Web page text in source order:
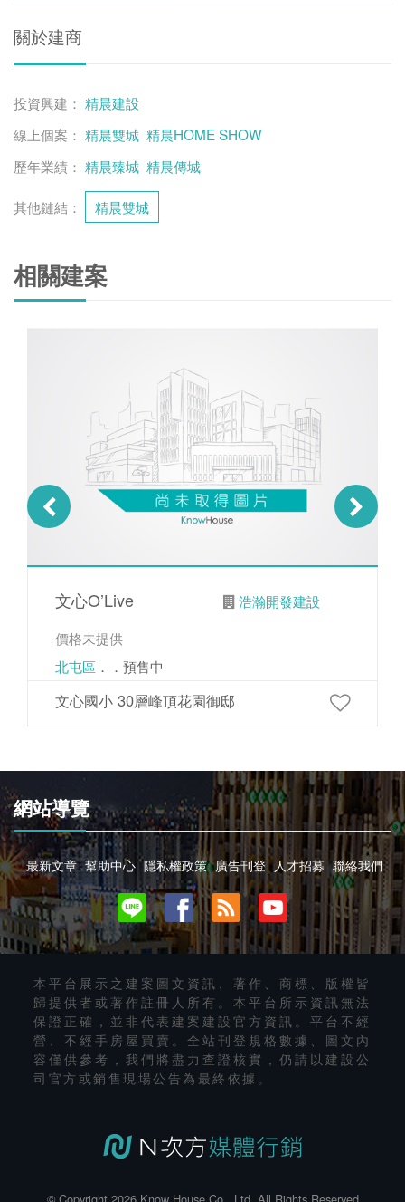
關於建商
投資興建： 精晨建設
線上個案： 精晨雙城 精晨HOME SHOW
歷年業績： 精晨臻城 精晨傳城
其他鏈結： 精晨雙城
相關建案
文心O’Live
浩瀚開發建設
價格未提供
北屯區 ．．預售中
文心國小 30層峰頂花園御邸
網站導覽
最新文章 幫助中心 隱私權政策 廣告刊登 人才招募 聯絡我們
本平台展示之建案圖文資訊、著作、商標、版權皆
歸提供者或著作註冊人所有。本平台所示資訊無法
保證正確，並非代表建案建設官方資訊。平台不經
營、不經手房屋買賣。全站刊登規格數據、圖文內
容僅供參考，我們將盡力查證核實，仍請以建設公
司官方或銷售現場公告為最終依據。